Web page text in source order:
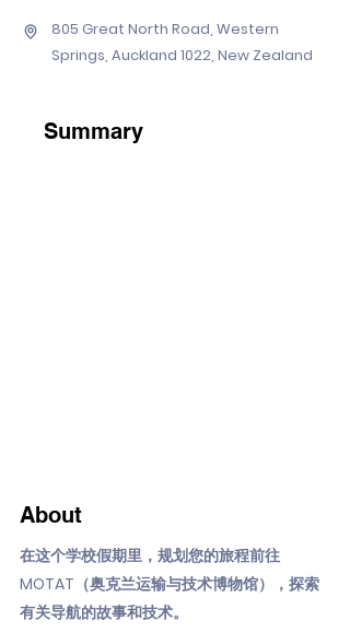
805 Great North Road, Western
Springs, Auckland 1022, New Zealand
Summary
About
在这个学校假期里，规划您的旅程前往
MOTAT（奥克兰运输与技术博物馆），探索
有关导航的故事和技术。